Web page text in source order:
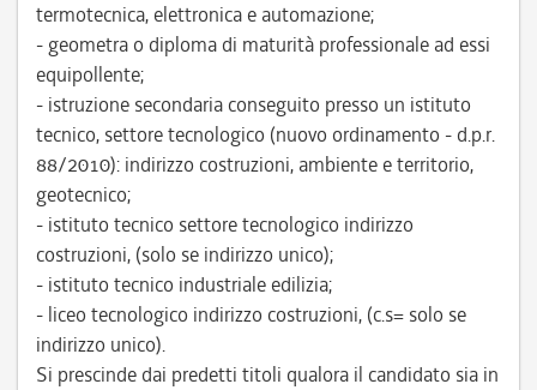
termotecnica, elettronica e automazione;
- geometra o diploma di maturità professionale ad essi
equipollente;
- istruzione secondaria conseguito presso un istituto
tecnico, settore tecnologico (nuovo ordinamento - d.p.r.
88/2010): indirizzo costruzioni, ambiente e territorio,
geotecnico;
- istituto tecnico settore tecnologico indirizzo
costruzioni, (solo se indirizzo unico);
- istituto tecnico industriale edilizia;
- liceo tecnologico indirizzo costruzioni, (c.s= solo se
indirizzo unico).
Si prescinde dai predetti titoli qualora il candidato sia in